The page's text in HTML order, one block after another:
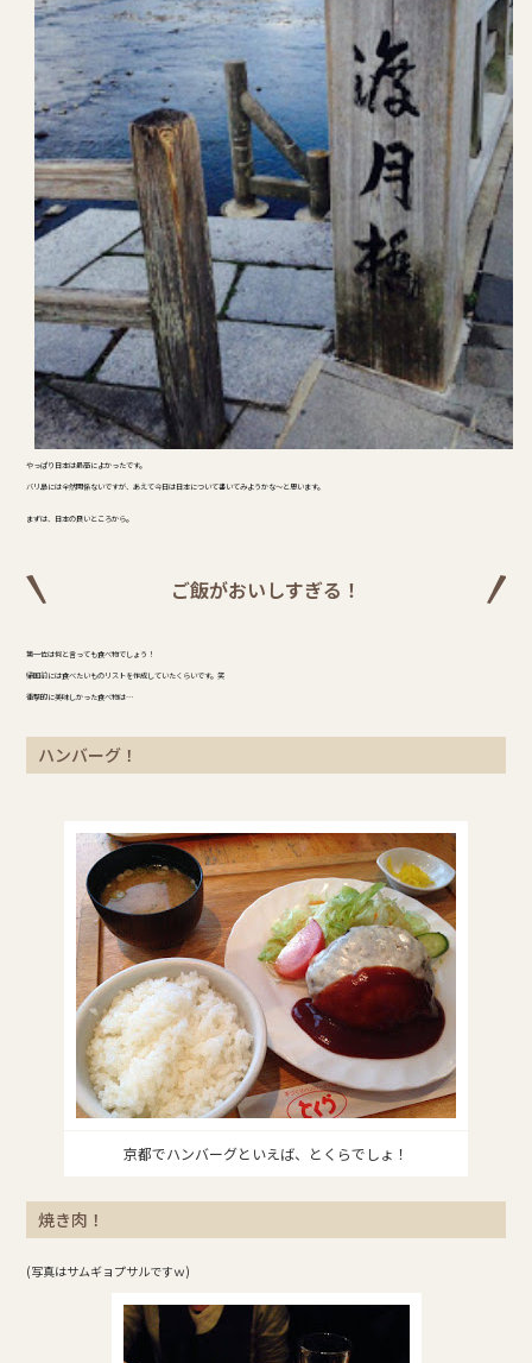
やっぱり日本は最高によかったです。
バリ島には全然関係ないですが、あえて今日は日本について書いてみようかな～と思います。
まずは、日本の良いところから。
ご飯がおいしすぎる！
第一位は何と言っても食べ物でしょう！
帰国前には食べたいものリストを作成していたくらいです。笑
衝撃的に美味しかった食べ物は…
ハンバーグ！
京都でハンバーグといえば、とくらでしょ！
焼き肉！
(写真はサムギョプサルですｗ)